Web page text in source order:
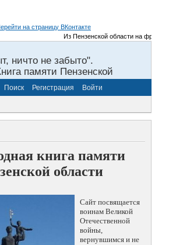
Из Пензенской области на фронты
ничто не забыто".
памяти Пензенской
Поиск Регистрация Войти
книга памяти
области
Сайт посвящается
воинам Великой
Отечественной
войны,
вернувшимся и не